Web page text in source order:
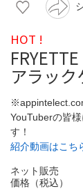
HOT !
アラック
YouTuberの皆
す！
紹介動画はこち
ネット販売
価格（税込）